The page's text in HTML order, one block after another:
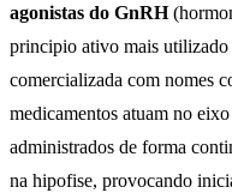
agonistas do GnRH
principio ativo mais utilizado
comercializada com nomes
medicamentos atuam no
administrados de forma
na hipofise, provocando